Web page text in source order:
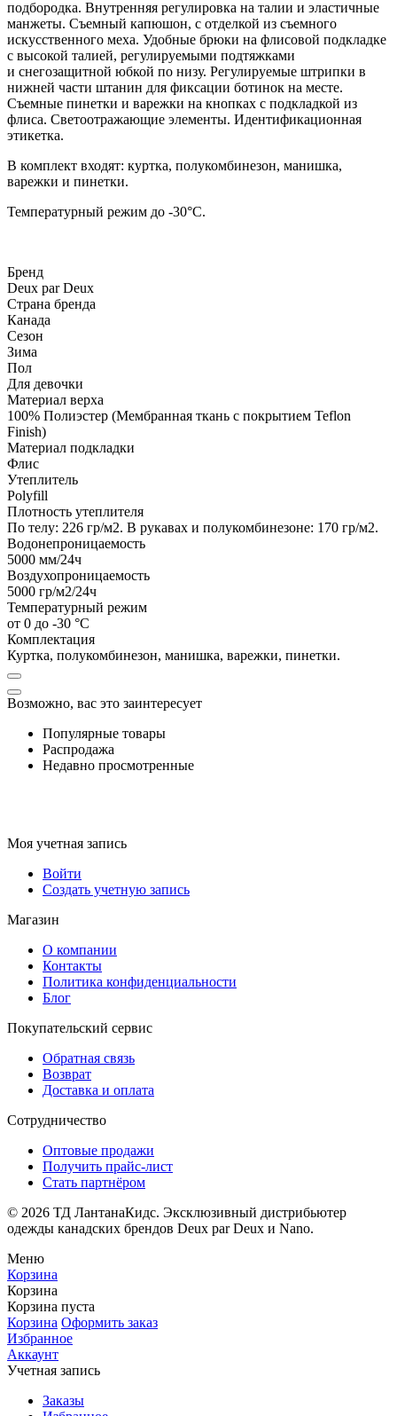
подбородка. Внутренняя регулировка на талии и эластичные
манжеты. Съемный капюшон, с отделкой из съемного
искусственного меха. Удобные брюки на флисовой подкладке
с высокой талией, регулируемыми подтяжками
и снегозащитной юбкой по низу. Регулируемые штрипки в
нижней части штанин для фиксации ботинок на месте.
Съемные пинетки и варежки на кнопках с подкладкой из
флиса. Светоотражающие элементы. Идентификационная
этикетка.
В комплект входят: куртка, полукомбинезон, манишка,
варежки и пинетки.
Температурный режим до -30°C.
Бренд
Deux par Deux
Страна бренда
Канада
Сезон
Зима
Пол
Для девочки
Материал верха
100% Полиэстер (Мембранная ткань с покрытием Teflon
Finish)
Материал подкладки
Флис
Утеплитель
Polyfill
Плотность утеплителя
По телу: 226 гр/м2. В рукавах и полукомбинезоне: 170 гр/м2.
Водонепроницаемость
5000 мм/24ч
Воздухопроницаемость
5000 гр/м2/24ч
Температурный режим
от 0 до -30 °C
Комплектация
Куртка, полукомбинезон, манишка, варежки, пинетки.
Возможно, вас это заинтересует
Популярные товары
Распродажа
Недавно просмотренные
Моя учетная запись
Войти
Создать учетную запись
Магазин
О компании
Контакты
Политика конфиденциальности
Блог
Покупательский сервис
Обратная связь
Возврат
Доставка и оплата
Сотрудничество
Оптовые продажи
Получить прайс-лист
Стать партнёром
© 2026 ТД ЛантанаКидс. Эксклюзивный дистрибьютер
одежды канадских брендов Deux par Deux и Nano.
Меню
Корзина
Корзина
Корзина пуста
Корзина Оформить заказ
Избранное
Аккаунт
Учетная запись
Заказы